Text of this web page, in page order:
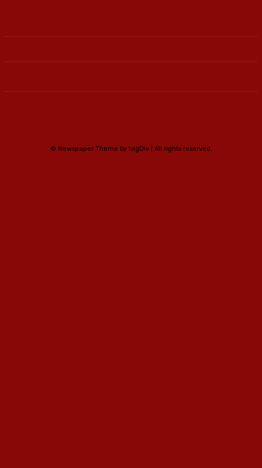
© Newspaper Theme by tagDiv | All rights reserved.